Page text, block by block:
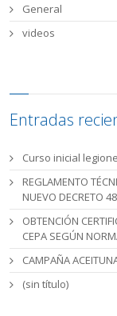
General
videos
Entradas
Curso inicial
REGLAMENTO
NUEVO DECRETO
OBTENCIÓN
CEPA SEGÚN
CAMPAÑA
(sin título)